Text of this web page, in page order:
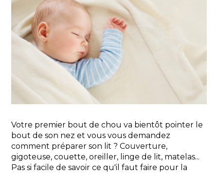
Votre premier bout de chou va bientôt pointer le
bout de son nez et vous vous demandez
comment préparer son lit ? Couverture,
gigoteuse, couette, oreiller, linge de lit, matelas...
Pas si facile de savoir ce qu'il faut faire pour la